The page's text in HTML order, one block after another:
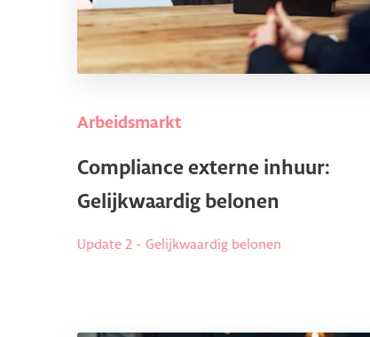
Arbeidsmarkt
Compliance externe inhuur:
Gelijkwaardig belonen
Update 2 - Gelijkwaardig belonen